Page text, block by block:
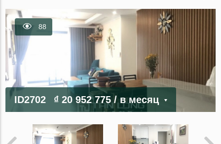
88
ID2702 ₫ 20 952 775/ в месяц